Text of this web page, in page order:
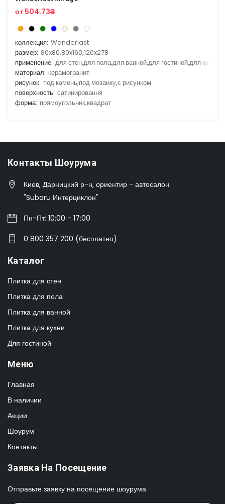
от 504.73₴
коллекция: Wanderlast
размер: 80x80,80x160,120x278
применение: для стен,для пола,для ванной,для гостиной,для кухни
материал: керамогранит
рисунок: под камень,под мозаику,с рисунком
поверхность: сатинировання
форма: прямоугольник,квадрат
Контакты Шоурума
Киев, Дарницкий р-н, ориентир - автосалон
"Subaru Интерциклон"
Пн-Пт: 10:00 - 17:00
0 800 357 200 (бесплатно)
Каталог
Плитка для стен
Плитка для пола
Плитка для ванной
Плитка для кухни
Для гостиной
Меню
Главная
В наличии
Акции
Шоурум
Контакты
Заявка На Посещение
Отправьте заявку на посещение шоурума